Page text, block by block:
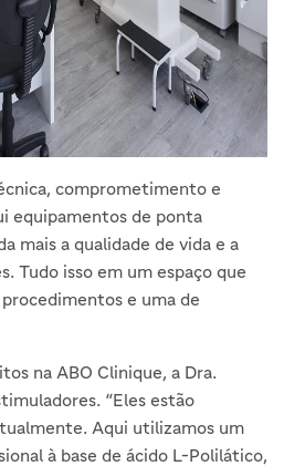
comprometimento e
equipamentos de ponta
mais a qualidade de vida e a
Tudo isso em um espaço que
e uma de
na ABO Clinique, a Dra.
“Eles estão
Aqui utilizamos um
à base de ácido L-Polilático,